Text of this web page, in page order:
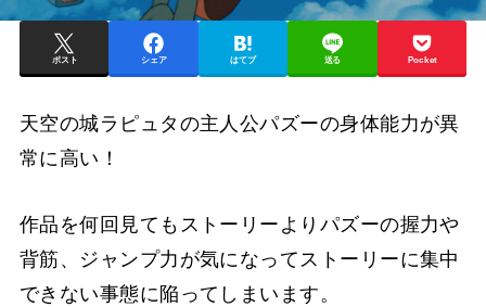
ポスト シェア はてブ 送る Pocket
天空の城ラピュタの主人公パズーの身体能力が異
常に高い！
作品を何回見てもストーリーよりパズーの握力や
背筋、ジャンプ力が気になってストーリーに集中
できない事態に陥ってしまいます。